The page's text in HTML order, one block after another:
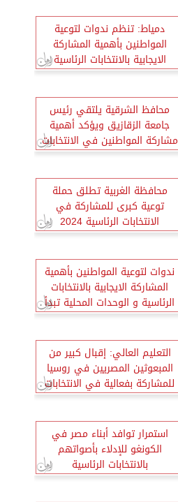
دمياط: تنظم ندوات لتوعية
المواطنين بأهمية المشاركة
الايجابية بالانتخابات الرئاسية
محافظ الشرقية يلتقي رئيس
جامعة الزقازيق ويؤكد أهمية
مشاركة المواطنين في الانتخابات
الرئاسية
محافظة الغربية تطلق حملة
توعية كبرى للمشاركة في
الانتخابات الرئاسية 2024
ندوات لتوعية المواطنين بأهمية
المشاركة الايجابية بالانتخابات
الرئاسية و الوحدات المحلية تبدأ
جهودها لمتابعة تجهيز المقار
التعليم العالي: إقبال كبير من
المبعوثين المصريين في روسيا
للمشاركة بفعالية في الانتخابات
الرئاسية
استمرار توافد أبناء مصر في
الكونغو للإدلاء بأصواتهم
بالانتخابات الرئاسية